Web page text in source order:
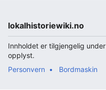
lokalhistoriewiki.no
Innholdet er tilgjengelig under
opplyst.
Personvern
Bordmaskin